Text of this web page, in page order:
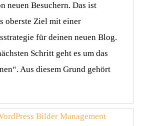
neuen Besuchern. Das ist
oberste Ziel mit einer
für deinen neuen Blog.
Schritt geht es um das
Aus diesem Grund gehört